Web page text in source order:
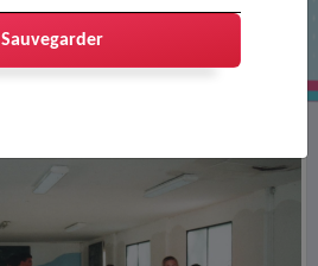
Sauvegarder